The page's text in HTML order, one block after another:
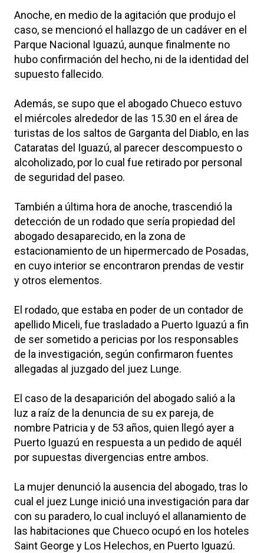
Anoche, en medio de la agitación que produjo el
caso, se mencionó el hallazgo de un cadáver en el
Parque Nacional Iguazú, aunque finalmente no
hubo confirmación del hecho, ni de la identidad del
supuesto fallecido.
Además, se supo que el abogado Chueco estuvo
el miércoles alrededor de las 15.30 en el área de
turistas de los saltos de Garganta del Diablo, en las
Cataratas del Iguazú, al parecer descompuesto o
alcoholizado, por lo cual fue retirado por personal
de seguridad del paseo.
También a última hora de anoche, trascendió la
detección de un rodado que sería propiedad del
abogado desaparecido, en la zona de
estacionamiento de un hipermercado de Posadas,
en cuyo interior se encontraron prendas de vestir
y otros elementos.
El rodado, que estaba en poder de un contador de
apellido Miceli, fue trasladado a Puerto Iguazú a fin
de ser sometido a pericias por los responsables
de la investigación, según confirmaron fuentes
allegadas al juzgado del juez Lunge.
El caso de la desaparición del abogado salió a la
luz a raíz de la denuncia de su ex pareja, de
nombre Patricia y de 53 años, quien llegó ayer a
Puerto Iguazú en respuesta a un pedido de aquél
por supuestas divergencias entre ambos.
La mujer denunció la ausencia del abogado, tras lo
cual el juez Lunge inició una investigación para dar
con su paradero, lo cual incluyó el allanamiento de
las habitaciones que Chueco ocupó en los hoteles
Saint George y Los Helechos, en Puerto Iguazú.